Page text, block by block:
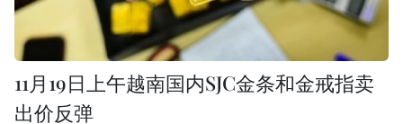
11月19日上午越南国内SJC金条和金戒指卖
出价反弹